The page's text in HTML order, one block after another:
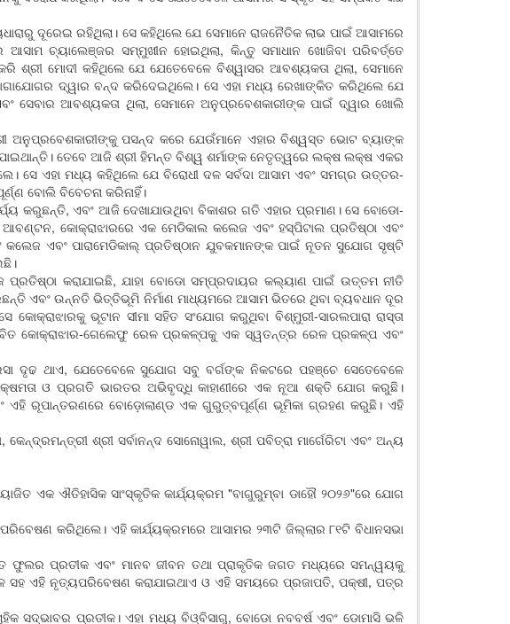
ଦୂରେଇ ରହିଥିଲା। ସେ କହିଥିଲେ ଯେ ସେମାନେ ରାଜନୈତିକ ଲାଭ ପାଇଁ ଆସାମରେ
ଚ୍ୟାଲେଞ୍ଜର ସମ୍ମୁଖୀନ ହୋଇଥିଲା, କିନ୍ତୁ ସମାଧାନ ଖୋଜିବା ପରିବର୍ତ୍ତେ
ଶ୍ରୀ ମୋଦୀ କହିଥିଲେ ଯେ ଯେତେବେଳେ ବିଶ୍ୱାସର ଆବଶ୍ୟକତା ଥିଲା, ସେମାନେ
ଦ୍ୱାର ବନ୍ଦ କରିଦେଇଥିଲେ। ସେ ଏହା ମଧ୍ୟ ରେଖାଙ୍କିତ କରିଥିଲେ ଯେ
ଆବଶ୍ୟକତା ଥିଲା, ସେମାନେ ଅନୁପ୍ରବେଶକାରୀଙ୍କ ପାଇଁ ଦ୍ୱାର ଖୋଲି
ଅନୁପ୍ରବେଶକାରୀଙ୍କୁ ପସନ୍ଦ କରେ ଯେଉଁମାନେ ଏହାର ବିଶ୍ୱସ୍ତ ଭୋଟ ବ୍ୟାଙ୍କ
ତେବେ ଆଜି ଶ୍ରୀ ହିମନ୍ତ ବିଶ୍ୱ ଶର୍ମାଙ୍କ ନେତୃତ୍ୱରେ ଲକ୍ଷ ଲକ୍ଷ ଏକର
ଏହା ମଧ୍ୟ କହିଥିଲେ ଯେ ବିରୋଧୀ ଦଳ ସର୍ବଦା ଆସାମ ଏବଂ ସମଗ୍ର ଉତ୍ତର-
ବୋଲି ବିବେଚନା କରିନାହିଁ।
କରୁଛନ୍ତି, ଏବଂ ଆଜି ଦେଖାଯାଉଥିବା ବିକାଶର ଗତି ଏହାର ପ୍ରମାଣ। ସେ ବୋଡୋ-
କୋକ୍ରାଝାରରେ ଏକ ମେଡିକାଲ କଲେଜ ଏବଂ ହସ୍ପିଟାଲ ପ୍ରତିଷ୍ଠା ଏବଂ
ଏବଂ ପାରାମେଡିକାଲ୍ ପ୍ରତିଷ୍ଠାନ ଯୁବକମାନଙ୍କ ପାଇଁ ନୂତନ ସୁଯୋଗ ସୃଷ୍ଟି
କରାଯାଇଛି, ଯାହା ବୋଡୋ ସମ୍ପ୍ରଦାୟର କଲ୍ୟାଣ ପାଇଁ ଉତ୍ତମ ନୀତି
ଏବଂ ଉନ୍ନତି ଭିତ୍ତିଭୂମି ନିର୍ମାଣ ମାଧ୍ୟମରେ ଆସାମ ଭିତରେ ଥିବା ବ୍ୟବଧାନ ଦୂର
ଭୂଟାନ ସୀମା ସହିତ ସଂଯୋଗ କରୁଥିବା ବିଶ୍ମୁରୀ-ସାରଲପାରା ରାସ୍ତା
କୋକ୍ରାଝାର-ଗେଲେଫୁ ରେଳ ପ୍ରକଳ୍ପକୁ ଏକ ସ୍ୱତନ୍ତ୍ର ରେଳ ପ୍ରକଳ୍ପ ଏବଂ
ଦୃଢ ଥାଏ, ଯେତେବେଳେ ସୁଯୋଗ ସବୁ ବର୍ଗଙ୍କ ନିକଟରେ ପହଞ୍ଚେ ସେତେବେଳେ
ଓ ପ୍ରଗତି ଭାରତର ଅଭିବୃଦ୍ଧି କାହାଣୀରେ ଏକ ନୂଆ ଶକ୍ତି ଯୋଗ କରୁଛି।
ଏହି ରୂପାନ୍ତରଣରେ ବୋଡ଼ୋଲାଣ୍ଡ ଏକ ଗୁରୁତ୍ବପୂର୍ଣ୍ଣ ଭୂମିକା ଗ୍ରହଣ କରୁଛି। ଏହି
ଶ୍ରୀ ସର୍ବାନନ୍ଦ ସୋନୋୱାଲ, ଶ୍ରୀ ପବିତ୍ରା ମାର୍ଗେରିଟା ଏବଂ ଅନ୍ୟ
ଏକ ଐତିହାସିକ ସାଂସ୍କୃତିକ କାର୍ଯ୍ୟକ୍ରମ "ବାଗୁରୁମ୍ବା ଡାହୌ ୨୦୨୬"ରେ ଯୋଗ
କରିଥିଲେ। ଏହି କାର୍ଯ୍ୟକ୍ରମରେ ଆସାମର ୨୩ଟି ଜିଲ୍ଲାର ୮୧ଟି ବିଧାନସଭା
ପ୍ରତୀକ ଏବଂ ମାନବ ଜୀବନ ତଥା ପ୍ରାକୃତିକ ଜଗତ ମଧ୍ୟରେ ସମନ୍ୱୟକୁ
ସହ ଏହି ନୃତ୍ୟପରିବେଷଣ କରାଯାଇଥାଏ ଓ ଏହି ସମୟରେ ପ୍ରଜାପତି, ପକ୍ଷୀ, ପତ୍ର
ସଦ୍ଭାବର ପ୍ରତୀକ। ଏହା ମଧ୍ୟ ବିଓ୍ବିସାଗୁ, ବୋଡୋ ନବବର୍ଷ ଏବଂ ଡୋମାସି ଭଳି